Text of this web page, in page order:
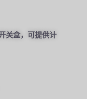
关盒，可提供计